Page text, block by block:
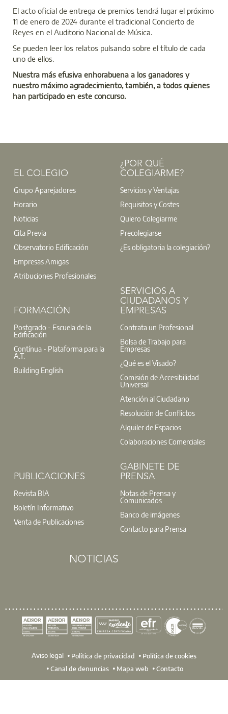
El acto oficial de entrega de premios tendrá lugar el próximo
11 de enero de 2024 durante el tradicional Concierto de
Reyes en el Auditorio Nacional de Música.
Se pueden leer los relatos pulsando sobre el título de cada
uno de ellos.
Nuestra más efusiva enhorabuena a los ganadores y
nuestro máximo agradecimiento, también, a todos quienes
han participado en este concurso.
EL COLEGIO
Grupo Aparejadores
Horario
Noticias
Cita Previa
Observatorio Edificación
Empresas Amigas
Atribuciones Profesionales
¿POR QUÉ
COLEGIARME?
Servicios y Ventajas
Requisitos y Costes
Quiero Colegiarme
Precolegiarse
¿Es obligatoria la colegiación?
FORMACIÓN
Postgrado - Escuela de la
Edificación
Contínua - Plataforma para la
A.T.
Building English
SERVICIOS A
CIUDADANOS Y
EMPRESAS
Contrata un Profesional
Bolsa de Trabajo para
Empresas
¿Qué es el Visado?
Comisión de Accesibilidad
Universal
Atención al Ciudadano
Resolución de Conflictos
Alquiler de Espacios
Colaboraciones Comerciales
PUBLICACIONES
Revista BIA
Boletín Informativo
Venta de Publicaciones
GABINETE DE
PRENSA
Notas de Prensa y
Comunicados
Banco de imágenes
Contacto para Prensa
NOTICIAS
Aviso legal Política de privacidad
Política de cookies
Canal de denuncias
Mapa web Contacto